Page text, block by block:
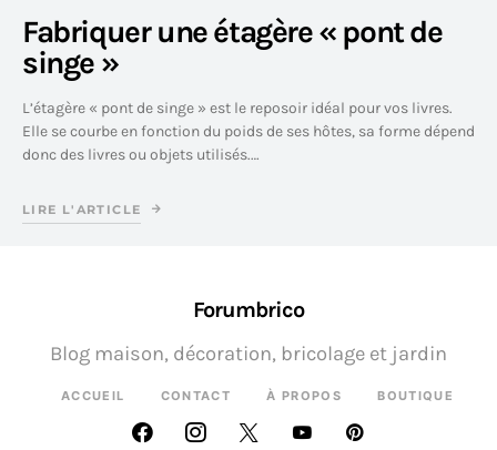
Fabriquer une étagère « pont de
singe »
L’étagère « pont de singe » est le reposoir idéal pour vos livres.
Elle se courbe en fonction du poids de ses hôtes, sa forme dépend
donc des livres ou objets utilisés.…
LIRE L'ARTICLE
Forumbrico
ACCUEIL CONTACT À PROPOS BOUTIQUE
Blog maison, décoration, bricolage et jardin